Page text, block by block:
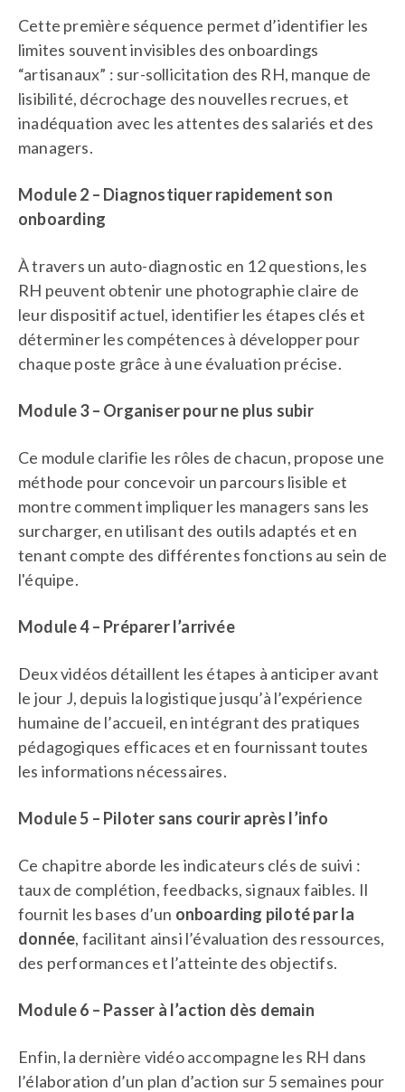
Cette première séquence permet d’identifier les
limites souvent invisibles des onboardings
“artisanaux” : sur-sollicitation des RH, manque de
lisibilité, décrochage des nouvelles recrues, et
inadéquation avec les attentes des salariés et des
managers.
Module 2 – Diagnostiquer rapidement son
onboarding
À travers un auto-diagnostic en 12 questions, les
RH peuvent obtenir une photographie claire de
leur dispositif actuel, identifier les étapes clés et
déterminer les compétences à développer pour
chaque poste grâce à une évaluation précise.
Module 3 – Organiser pour ne plus subir
Ce module clarifie les rôles de chacun, propose une
méthode pour concevoir un parcours lisible et
montre comment impliquer les managers sans les
surcharger, en utilisant des outils adaptés et en
tenant compte des différentes fonctions au sein de
l'équipe.
Module 4 – Préparer l’arrivée
Deux vidéos détaillent les étapes à anticiper avant
le jour J, depuis la logistique jusqu’à l’expérience
humaine de l’accueil, en intégrant des pratiques
pédagogiques efficaces et en fournissant toutes
les informations nécessaires.
Module 5 – Piloter sans courir après l’info
Ce chapitre aborde les indicateurs clés de suivi :
taux de complétion, feedbacks, signaux faibles. Il
fournit les bases d’un onboarding piloté par la
donnée, facilitant ainsi l’évaluation des ressources,
des performances et l’atteinte des objectifs.
Module 6 – Passer à l’action dès demain
Enfin, la dernière vidéo accompagne les RH dans
l’élaboration d’un plan d’action sur 5 semaines pour